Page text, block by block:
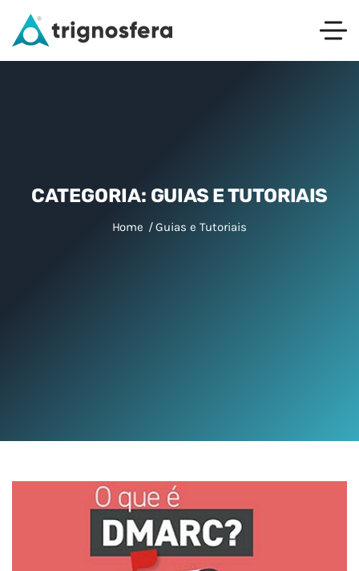
CATEGORIA: GUIAS E TUTORIAIS
Home Guias e Tutoriais